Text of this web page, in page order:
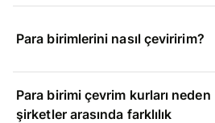
Para birimlerini nasıl çeviririm?
Para birimi çevrim kurları neden
şirketler arasında farklılık